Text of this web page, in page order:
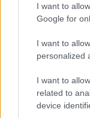
I want to
Google for
I want to
personalized
I want to
related to
device
kérdéseket,
kapcsolatban az
videónkban
szüleiről és a
újra asszisztenst
érzés volt három
iskoláiról, a